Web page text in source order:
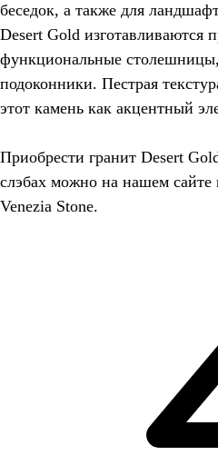
беседок, а также для
Desert Gold изготавливаются
функциональные
подоконники. Пестрая
этот камень как акцентный
Приобрести гранит Desert
слэбах можно на нашем сайте
Venezia Stone.